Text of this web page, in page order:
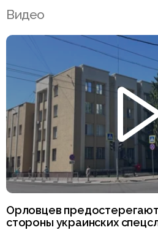
Видео
Орловцев
стороны украинских